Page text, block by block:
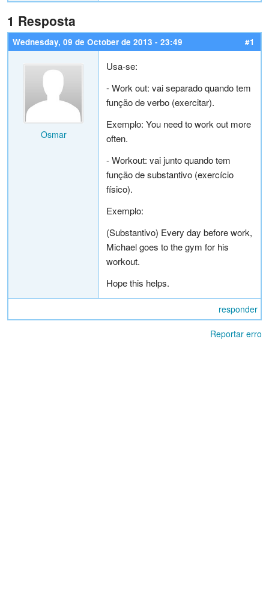
1 Resposta
Wednesday, 09 de October de 2013 - 23:49 #1
Osmar
Usa-se:
- Work out: vai separado quando tem
função de verbo (exercitar).
Exemplo: You need to work out more
often.
- Workout: vai junto quando tem
função de substantivo (exercício
físico).
Exemplo:
(Substantivo) Every day before work,
Michael goes to the gym for his
workout.
Hope this helps.
responder
Reportar erro